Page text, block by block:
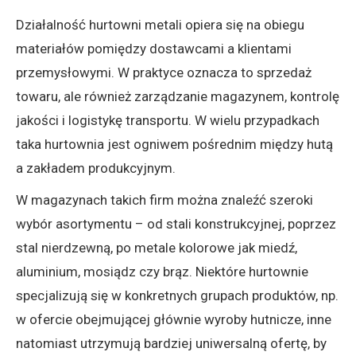
Działalność hurtowni metali opiera się na obiegu
materiałów pomiędzy dostawcami a klientami
przemysłowymi. W praktyce oznacza to sprzedaż
towaru, ale również zarządzanie magazynem, kontrolę
jakości i logistykę transportu. W wielu przypadkach
taka hurtownia jest ogniwem pośrednim między hutą
a zakładem produkcyjnym.
W magazynach takich firm można znaleźć szeroki
wybór asortymentu – od stali konstrukcyjnej, poprzez
stal nierdzewną, po metale kolorowe jak miedź,
aluminium, mosiądz czy brąz. Niektóre hurtownie
specjalizują się w konkretnych grupach produktów, np.
w ofercie obejmującej głównie wyroby hutnicze, inne
natomiast utrzymują bardziej uniwersalną ofertę, by